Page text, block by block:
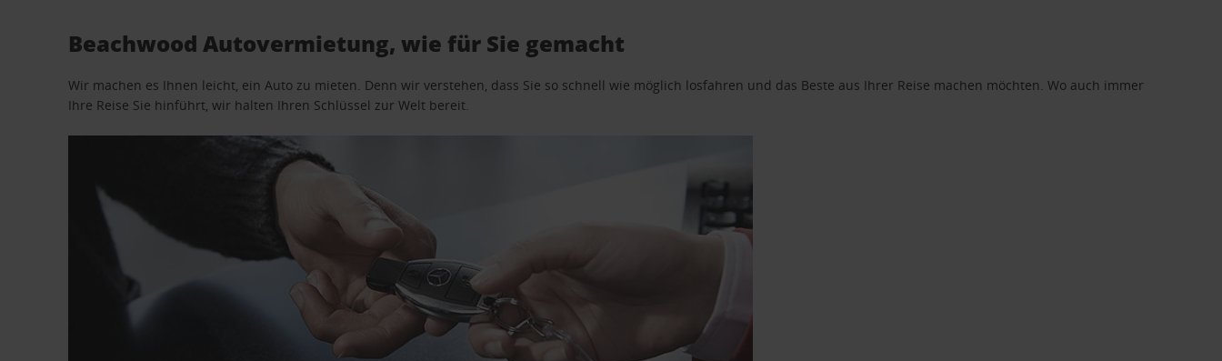
Beachwood Autovermietung, wie für Sie gemacht
Wir machen es Ihnen leicht, ein Auto zu mieten. Denn wir verstehen, dass Sie so schnell wie möglich losfahren und das Beste aus Ihrer Reise machen möchten. Wo auch immer
Ihre Reise Sie hinführt, wir halten Ihren Schlüssel zur Welt bereit.